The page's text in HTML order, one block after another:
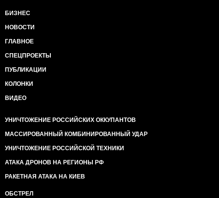
БИЗНЕС
НОВОСТИ
ГЛАВНОЕ
СПЕЦПРОЕКТЫ
ПУБЛИКАЦИИ
КОЛОНКИ
ВИДЕО
УНИЧТОЖЕНИЕ РОССИЙСКИХ ОККУПАНТОВ
МАССИРОВАННЫЙ КОМБИНИРОВАННЫЙ УДАР
УНИЧТОЖЕНИЕ РОССИЙСКОЙ ТЕХНИКИ
АТАКА ДРОНОВ НА РЕГИОНЫ РФ
РАКЕТНАЯ АТАКА НА КИЕВ
ОБСТРЕЛ